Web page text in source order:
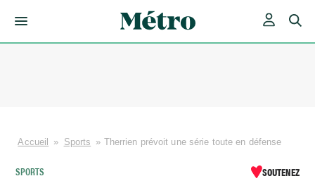
Accueil » Sports » Therrien prévoit une série toute en défense
SPORTS SOUTENEZ